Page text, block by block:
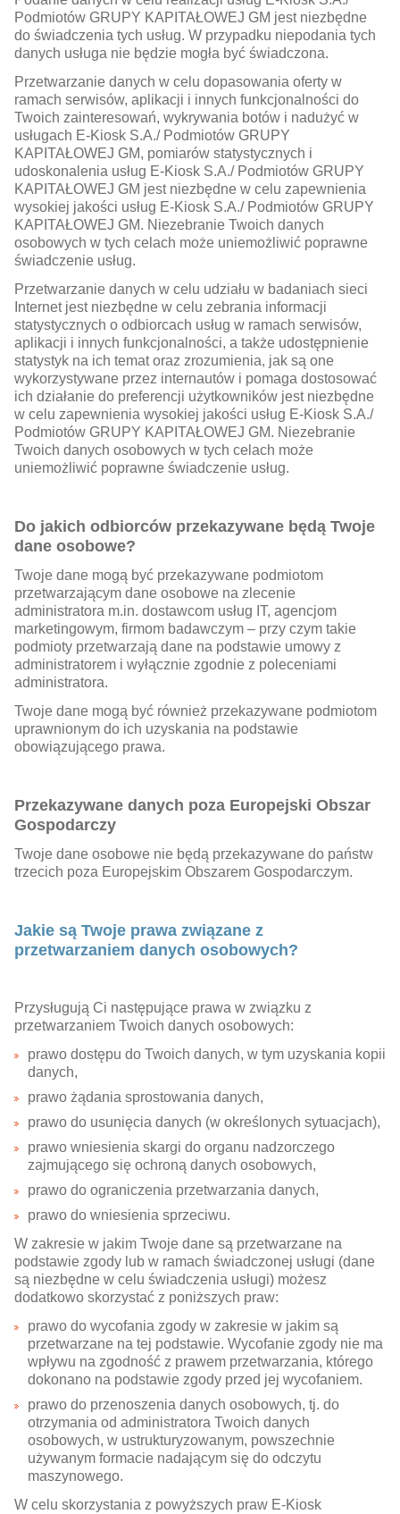
Podmiotów GRUPY KAPITAŁOWEJ GM jest niezbędne
do świadczenia tych usług. W przypadku niepodania tych
danych usługa nie będzie mogła być świadczona.
Przetwarzanie danych w celu dopasowania oferty w
ramach serwisów, aplikacji i innych funkcjonalności do
Twoich zainteresowań, wykrywania botów i nadużyć w
usługach E-Kiosk S.A./ Podmiotów GRUPY
KAPITAŁOWEJ GM, pomiarów statystycznych i
udoskonalenia usług E-Kiosk S.A./ Podmiotów GRUPY
KAPITAŁOWEJ GM jest niezbędne w celu zapewnienia
wysokiej jakości usług E-Kiosk S.A./ Podmiotów GRUPY
KAPITAŁOWEJ GM. Niezebranie Twoich danych
osobowych w tych celach może uniemożliwić poprawne
świadczenie usług.
Przetwarzanie danych w celu udziału w badaniach sieci
Internet jest niezbędne w celu zebrania informacji
statystycznych o odbiorcach usług w ramach serwisów,
aplikacji i innych funkcjonalności, a także udostępnienie
statystyk na ich temat oraz zrozumienia, jak są one
wykorzystywane przez internautów i pomaga dostosować
ich działanie do preferencji użytkowników jest niezbędne
w celu zapewnienia wysokiej jakości usług E-Kiosk S.A./
Podmiotów GRUPY KAPITAŁOWEJ GM. Niezebranie
Twoich danych osobowych w tych celach może
uniemożliwić poprawne świadczenie usług.
Do jakich odbiorców przekazywane będą Twoje
dane osobowe?
Twoje dane mogą być przekazywane podmiotom
przetwarzającym dane osobowe na zlecenie
administratora m.in. dostawcom usług IT, agencjom
marketingowym, firmom badawczym – przy czym takie
podmioty przetwarzają dane na podstawie umowy z
administratorem i wyłącznie zgodnie z poleceniami
administratora.
Twoje dane mogą być również przekazywane podmiotom
uprawnionym do ich uzyskania na podstawie
obowiązującego prawa.
Przekazywane danych poza Europejski Obszar
Gospodarczy
Twoje dane osobowe nie będą przekazywane do państw
trzecich poza Europejskim Obszarem Gospodarczym.
Jakie są Twoje prawa związane z
przetwarzaniem danych osobowych?
Przysługują Ci następujące prawa w związku z
przetwarzaniem Twoich danych osobowych:
prawo dostępu do Twoich danych, w tym uzyskania kopii
danych,
prawo żądania sprostowania danych,
prawo do usunięcia danych (w określonych sytuacjach),
prawo wniesienia skargi do organu nadzorczego
zajmującego się ochroną danych osobowych,
prawo do ograniczenia przetwarzania danych,
prawo do wniesienia sprzeciwu.
W zakresie w jakim Twoje dane są przetwarzane na
podstawie zgody lub w ramach świadczonej usługi (dane
są niezbędne w celu świadczenia usługi) możesz
dodatkowo skorzystać z poniższych praw:
prawo do wycofania zgody w zakresie w jakim są
przetwarzane na tej podstawie. Wycofanie zgody nie ma
wpływu na zgodność z prawem przetwarzania, którego
dokonano na podstawie zgody przed jej wycofaniem.
prawo do przenoszenia danych osobowych, tj. do
otrzymania od administratora Twoich danych
osobowych, w ustrukturyzowanym, powszechnie
używanym formacie nadającym się do odczytu
maszynowego.
W celu skorzystania z powyższych praw E-Kiosk